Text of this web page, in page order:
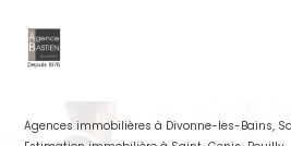
Agences immobilières à Divonne-les-Bains,